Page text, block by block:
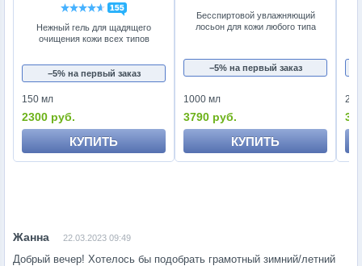
155
Нежный гель для щадящего
очищения кожи всех типов
−5% на первый заказ
150 мл
2300 руб.
КУПИТЬ
Бесспиртовой увлажняющий
лосьон для кожи любого типа
−5% на первый заказ
1000 мл
3790 руб.
КУПИТЬ
22.03.2023 09:49
Добрый вечер! Хотелось бы подобрать грамотный зимний/летний